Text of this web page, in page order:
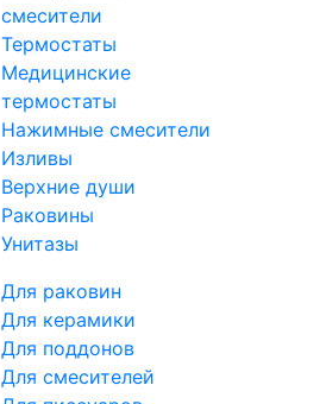
смесители
Термостаты
Медицинские
термостаты
Нажимные смесители
Изливы
Верхние души
Раковины
Унитазы
Для раковин
Для керамики
Для поддонов
Для смесителей